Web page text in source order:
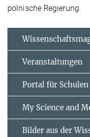
polnische Regierung.
Veranstaltungen
Portal für Schulen
My Science and
Bilder aus der